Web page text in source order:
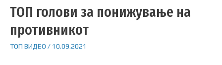
ТОП голови за понижување на
противникот
ТОП ВИДЕО / 10.09.2021